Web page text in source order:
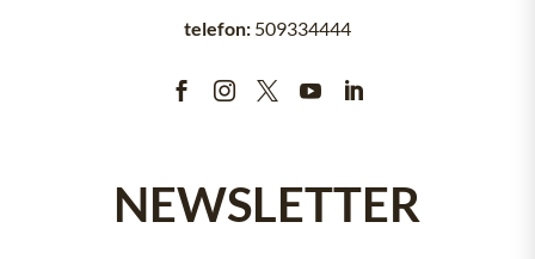
telefon: 509334444
    
NEWSLETTER